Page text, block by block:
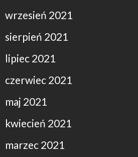
wrzesień 2021
sierpień 2021
lipiec 2021
czerwiec 2021
maj 2021
kwiecień 2021
marzec 2021